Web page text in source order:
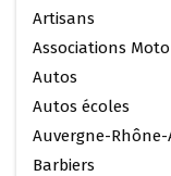
Artisans
Associations Moto
Autos
Autos écoles
Auvergne-Rhône-
Barbiers